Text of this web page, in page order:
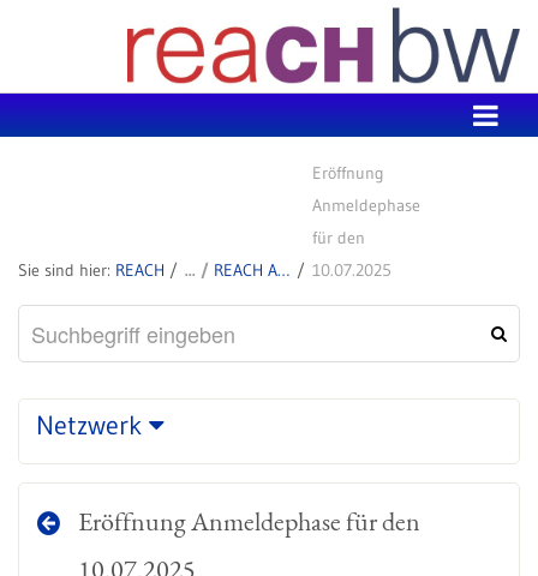
REACH REACH Aktuell
Eröffnung
Anmeldephase
für den
10.07.2025
Netzwerk
Eröffnung Anmeldephase für den